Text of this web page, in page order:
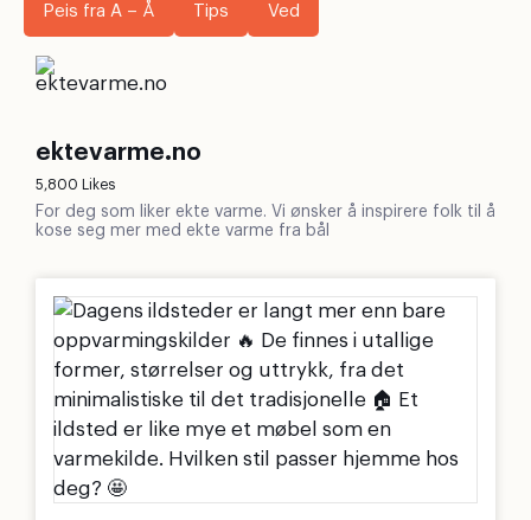
Peis fra A – Å Tips Ved
ektevarme.no
5,800 Likes
For deg som liker ekte varme. Vi ønsker å inspirere folk til å
kose seg mer med ekte varme fra bål